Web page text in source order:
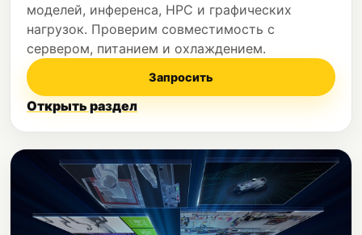
моделей, инференса, HPC и графических
нагрузок. Проверим совместимость с
сервером, питанием и охлаждением.
Запросить
Открыть раздел